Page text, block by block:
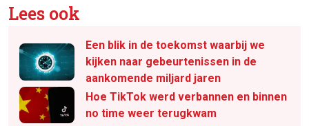
Lees ook
Een blik in de toekomst waarbij we
kijken naar gebeurtenissen in de
aankomende miljard jaren
Hoe TikTok werd verbannen en binnen
no time weer terugkwam